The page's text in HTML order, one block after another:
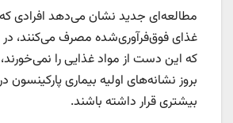
مطالعه‌ای جدید نشان می‌دهد افرادی
غذای فوق‌فرآوری‌شده مصرف می‌کنند، در
که این دست از مواد غذایی را
بروز نشانه‌های اولیه بیماری
بیشتری قرار داشته باشند.